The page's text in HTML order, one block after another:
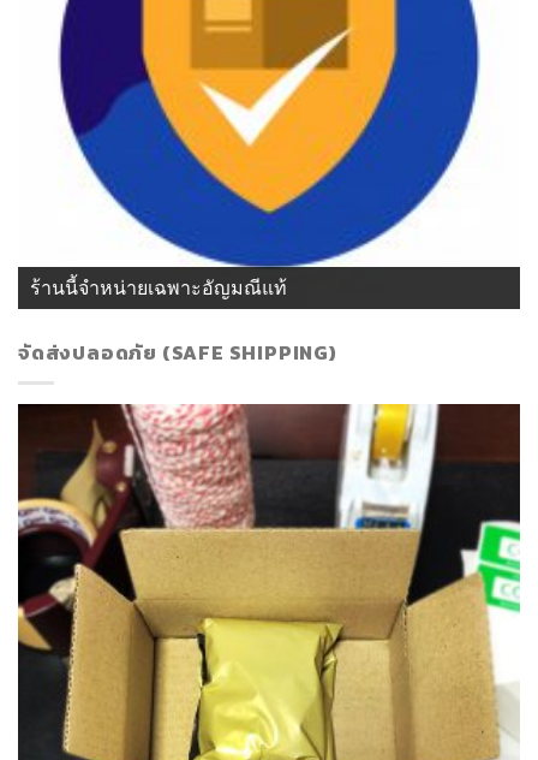
ร้านนี้จำหน่ายเฉพาะอัญมณีแท้
จัดส่งปลอดภัย (SAFE SHIPPING)